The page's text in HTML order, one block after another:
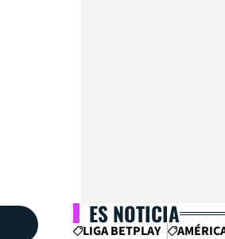
ES NOTICIA
LIGA BETPLAY